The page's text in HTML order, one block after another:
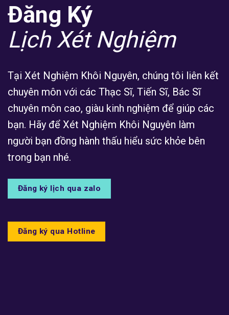
Đăng Ký
Lịch Xét Nghiệm
Tại Xét Nghiệm Khôi Nguyên, chúng tôi liên kết
chuyên môn với các Thạc Sĩ, Tiến Sĩ, Bác Sĩ
chuyên môn cao, giàu kinh nghiệm để giúp các
bạn. Hãy để Xét Nghiệm Khôi Nguyên làm
người bạn đồng hành thấu hiểu sức khỏe bên
trong bạn nhé.
Đăng ký lịch qua zalo
Đăng ký qua Hotline